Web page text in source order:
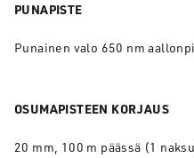
PUNAPISTE
Punainen valo 650 nm
OSUMAPISTEEN KORJAUS
20 mm, 100 m päässä (1